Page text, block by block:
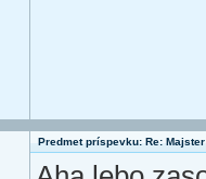
Predmet príspevku: Re: